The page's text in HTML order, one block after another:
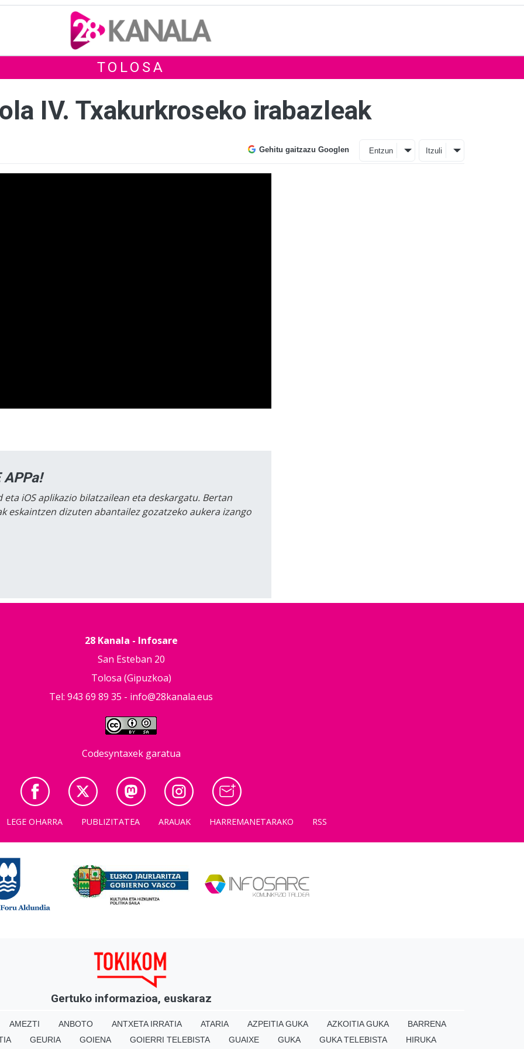
TOLOSA
IV. Txakurkroseko irabazleak
Gehitu gaitzazu Googlen Entzun Itzuli
APPa!
iOS aplikazio bilatzailean eta deskargatu. Bertan
eskaintzen dizuten abantailez gozatzeko aukera izango
28 Kanala - Infosare
San Esteban 20
Tolosa (Gipuzkoa)
Tel: 943 69 89 35 - info@28kanala.eus
Codesyntaxek garatua
LEGE OHARRA PUBLIZITATEA ARAUAK HARREMANETARAKO RSS
Gertuko informazioa, euskaraz
AMEZTI ANBOTO ANTXETA IRRATIA ATARIA AZPEITIA GUKA AZKOITIA GUKA
BARRENA
GEURIA GOIENA GOIERRI TELEBISTA GUAIXE GUKA GUKA TELEBISTA HIRUKA